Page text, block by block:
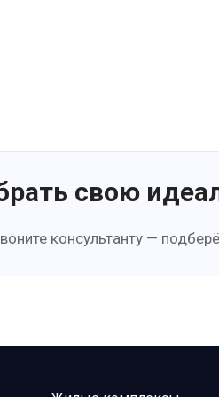
свою
консультанту —